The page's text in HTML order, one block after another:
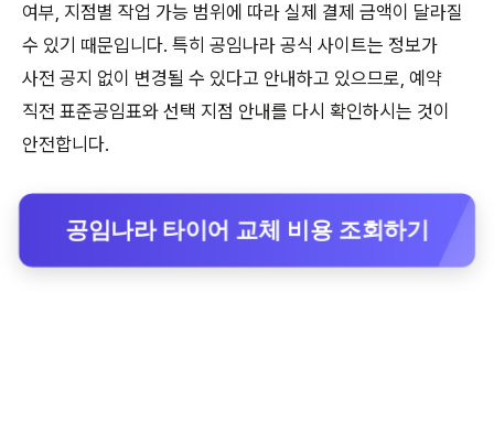
여부, 지점별 작업 가능 범위에 따라 실제 결제 금액이 달라질
수 있기 때문입니다. 특히 공임나라 공식 사이트는 정보가
사전 공지 없이 변경될 수 있다고 안내하고 있으므로, 예약
직전 표준공임표와 선택 지점 안내를 다시 확인하시는 것이
안전합니다.
공임나라 타이어 교체 비용 조회하기